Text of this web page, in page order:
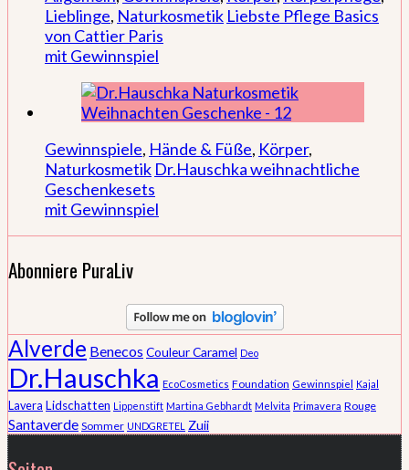
Lieblinge, Naturkosmetik Liebste Pflege Basics
von Cattier Paris
mit Gewinnspiel
Gewinnspiele, Hände & Füße, Körper,
Naturkosmetik Dr.Hauschka weihnachtliche
Geschenkesets
mit Gewinnspiel
Abonniere PuraLiv
Alverde BenecosCouleur Caramel Deo
Dr.Hauschka EcoCosmetics Foundation Gewinnspiel Kajal
Lavera Lidschatten Lippenstift Martina Gebhardt Melvita Primavera Rouge
Santaverde Sommer UNDGRETEL Zuii